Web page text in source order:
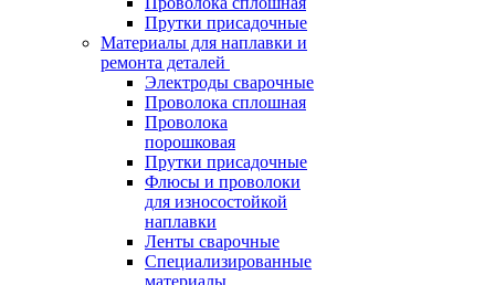
Прутки присадочные
Материалы для наплавки и
ремонта деталей
Электроды сварочные
Проволока сплошная
Проволока
порошковая
Прутки присадочные
Флюсы и проволоки
для износостойкой
наплавки
Ленты сварочные
Специализированные
материалы